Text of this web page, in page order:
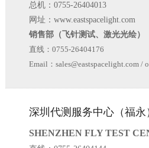
总机：0755-26404013
网址：www.eastspacelight.com
销售部（飞针测试、激光光绘）
直线：0755-26404176
Email：sales@eastspacelight.com /
深圳代测服务中心（福永
SHENZHEN FLY TEST